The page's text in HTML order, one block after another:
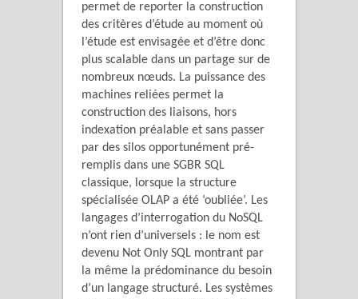
permet de reporter la construction
des critères d’étude au moment où
l’étude est envisagée et d’être donc
plus scalable dans un partage sur de
nombreux nœuds. La puissance des
machines reliées permet la
construction des liaisons, hors
indexation préalable et sans passer
par des silos opportunément pré-
remplis dans une SGBR SQL
classique, lorsque la structure
spécialisée OLAP a été ‘oubliée’. Les
langages d’interrogation du NoSQL
n’ont rien d’universels : le nom est
devenu Not Only SQL montrant par
la même la prédominance du besoin
d’un langage structuré. Les systèmes